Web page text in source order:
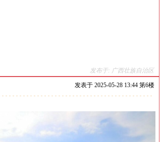
发布于: 广西壮族自治区
发表于 2025-05-28 13:44 第6楼